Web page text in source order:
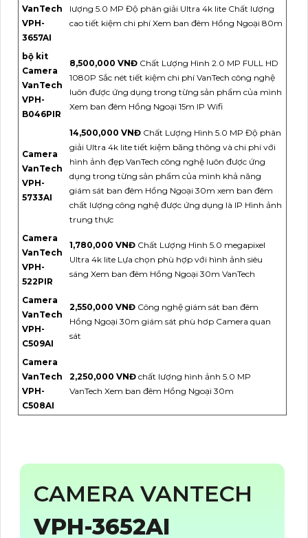
VanTech
VPH-
3657AI
lượng 5.0 MP Độ phân giải Ultra 4k lite Chất lượng
cao tiết kiệm chi phí Xem ban đêm Hồng Ngoại 80m
bộ kit
Camera
VanTech
VPH-
B046PIR
8,500,000 VNĐ Chất Lượng Hình 2.0 MP FULL HD
1080P Sắc nét tiết kiệm chi phí VanTech công nghệ
luôn được ứng dụng trong từng sản phẩm của mình
Xem ban đêm Hồng Ngoại 15m IP Wifi
Camera
VanTech
VPH-
5733AI
14,500,000 VNĐ Chất Lượng Hình 5.0 MP Độ phân
giải Ultra 4k lite tiết kiệm băng thông và chi phí với
hình ảnh đẹp VanTech công nghệ luôn được ứng
dụng trong từng sản phẩm của mình khả năng
giám sát ban đêm Hồng Ngoại 30m xem ban đêm
chất lượng công nghệ được ứng dụng là IP Hình ảnh
trung thực
Camera
VanTech
VPH-
522PIR
1,780,000 VNĐ Chất Lượng Hình 5.0 megapixel
Ultra 4k lite Lựa chọn phù hợp với hình ảnh siêu
sáng Xem ban đêm Hồng Ngoại 30m VanTech
Camera
VanTech
VPH-
C509AI
2,550,000 VNĐ Công nghệ giám sát ban đêm
Hồng Ngoại 30m giám sát phù hơp Camera quan
sát
Camera
VanTech
VPH-
C508AI
2,250,000 VNĐ chất lượng hình ảnh 5.0 MP
VanTech Xem ban đêm Hồng Ngoại 30m
CAMERA VANTECH
VPH-3652AI